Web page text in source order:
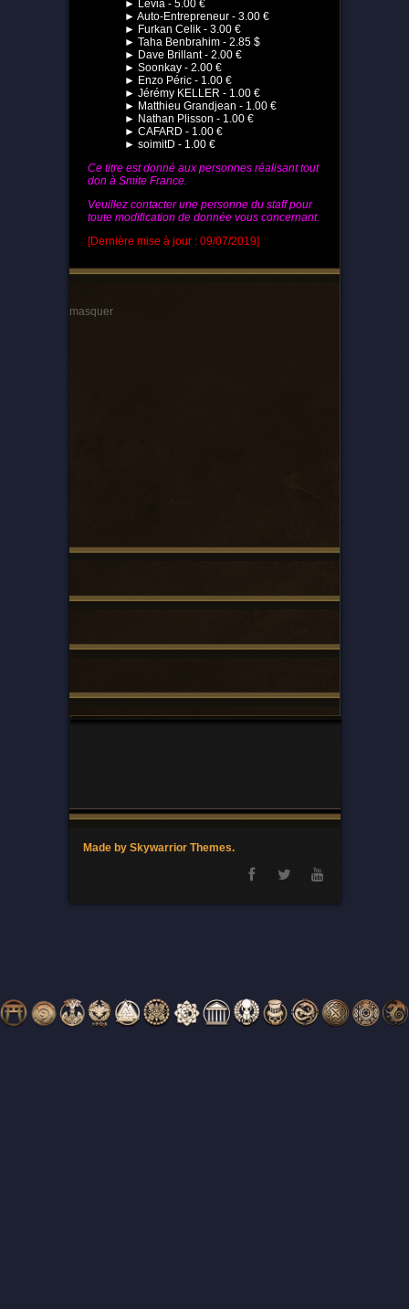
► Levia - 5.00 €
► Auto-Entrepreneur - 3.00 €
► Furkan Celik - 3.00 €
► Taha Benbrahim - 2.85 $
► Dave Brillant - 2.00 €
► Soonkay - 2.00 €
► Enzo Péric - 1.00 €
► Jérémy KELLER - 1.00 €
► Matthieu Grandjean - 1.00 €
► Nathan Plisson - 1.00 €
► CAFARD - 1.00 €
► soimitD - 1.00 €
Ce titre est donné aux personnes réalisant tout
don à Smite France.
Veuillez contacter une personne du staff pour
toute modification de donnée vous concernant.
[Dernière mise à jour : 09/07/2019]
masquer
Made by Skywarrior Themes.